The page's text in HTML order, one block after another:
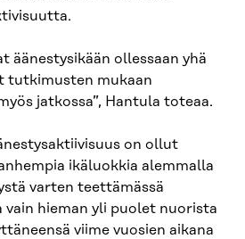
äänestysikään ollessaan yhä
tutkimusten mukaan
jatkossa”, Hantula toteaa.
on ollut
ikäluokkia alemmalla
varten teettämässä
vain hieman yli puolet nuorista
viime vuosien aikana